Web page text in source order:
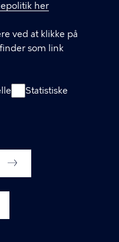
her
ved at klikke på
som link
Statistiske
afdeling
(vnr.dk)